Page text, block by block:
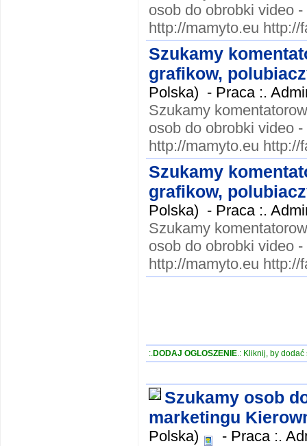
osob do obrobki video
http://mamyto.eu
Szukamy
grafikow,
Polska) - Praca :.
Szukamy
osob do obrobki video
http://mamyto.eu
Szukamy
grafikow,
Polska) - Praca :.
Szukamy
osob do obrobki video
http://mamyto.eu
:.DODAJ OGLOSZENIE.: Kliknij, by dodać
Szukamy osob
marketingu
Polska) - Praca :.